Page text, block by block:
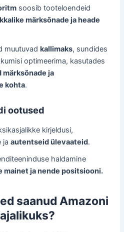
soosib tooteloendeid
märksõnade ja heade
muutuvadkallimaks, sundides
optimeerima, kasutades
märksõnade ja
kohta.
ootused
kirjeldusi,
jaautentseid ülevaateid.
haldamine
mainet ja nende positsiooni.
saanud Amazoni